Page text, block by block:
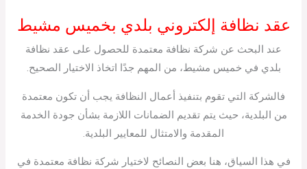
عقد نظافة إلكتروني بلدي بخميس مشيط
عند البحث عن شركة نظافة معتمدة للحصول على عقد نظافة
بلدي في خميس مشيط، من المهم جدًا اتخاذ الاختيار الصحيح.
فالشركة التي تقوم بتنفيذ أعمال النظافة يجب أن تكون معتمدة
من البلدية، حيث يتم تقديم الضمانات اللازمة بشأن جودة الخدمة
المقدمة والامتثال للمعايير البلدية.
في هذا السياق، هنا بعض النصائح لاختيار شركة نظافة معتمدة في